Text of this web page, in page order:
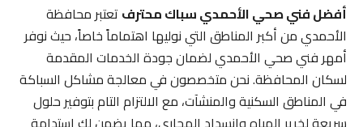
أفضل فني صحي الأحمدي سباك محترفتعتبر محافظة
الأحمدي من أكبر المناطق التي نوليها اهتماماً خاصاً، حيث نوفر
أمهر فني صحي الأحمدي لضمان جودة الخدمات المقدمة
لسكان المحافظة. نحن متخصصون في معالجة مشاكل السباكة
في المناطق السكنية والمنشآت، مع الالتزام التام بتوفير حلول